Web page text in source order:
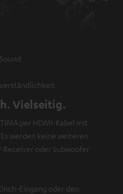
Vielseitig.
per HDMI-Kabel mit
werden keine weiteren
Receiver oder Subwoofer
Eingang oder den